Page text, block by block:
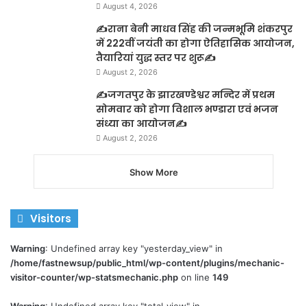
August 4, 2026
✍️राना बेनी माधव सिंह की जन्मभूमि शंकरपुर
में 222वीं जयंती का होगा ऐतिहासिक आयोजन,
तैयारियां युद्ध स्तर पर शुरू✍️
August 2, 2026
✍️जगतपुर के झारखण्डेश्वर मन्दिर में प्रथम
सोमवार को होगा विशाल भण्डारा एवं भजन
संध्या का आयोजन✍️
August 2, 2026
Show More
Visitors
Warning: Undefined array key "yesterday_view" in
/home/fastnewsup/public_html/wp-content/plugins/mechanic-
visitor-counter/wp-statsmechanic.php on line 149